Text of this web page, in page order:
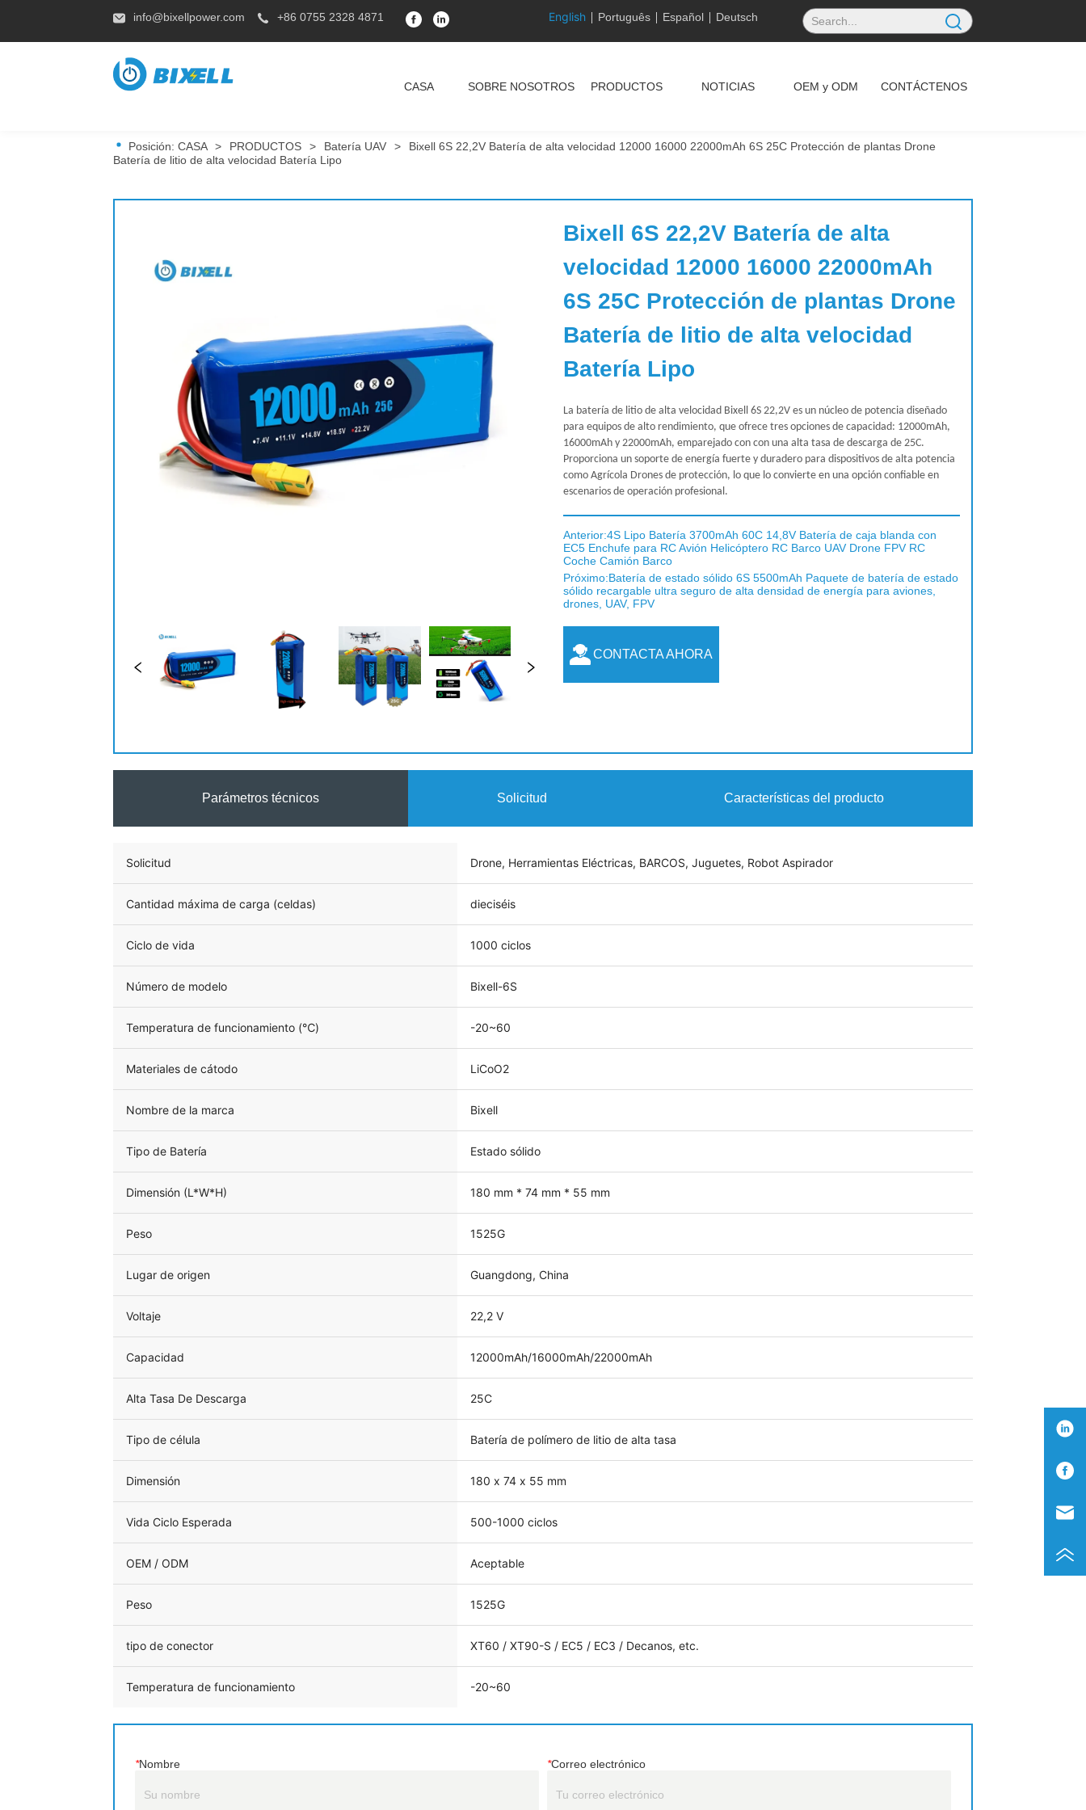
info@bixellpower.com +86 0755 2328 4871 English Português Español Deutsch
CASA SOBRE NOSOTROS PRODUCTOS NOTICIAS OEM y ODM CONTÁCTENOS
Posición: CASA > PRODUCTOS > Batería UAV >
Bixell 6S 22,2V Batería de alta velocidad 12000 16000 22000mAh 6S 25C Protección de plantas Drone
Batería de litio de alta velocidad Batería Lipo
Bixell 6S 22,2V Batería de alta
velocidad 12000 16000 22000mAh
6S 25C Protección de plantas Drone
Batería de litio de alta velocidad
Batería Lipo
Anterior:4S Lipo Batería 3700mAh 60C 14,8V Batería de caja blanda con
EC5 Enchufe para RC Avión Helicóptero RC Barco UAV Drone FPV RC
Coche Camión Barco
Próximo:Batería de estado sólido 6S 5500mAh Paquete de batería de estado
sólido recargable ultra seguro de alta densidad de energía para aviones,
drones, UAV, FPV
CONTACTA AHORA
Parámetros técnicos Solicitud Características del producto
*Nombre *Correo electrónico